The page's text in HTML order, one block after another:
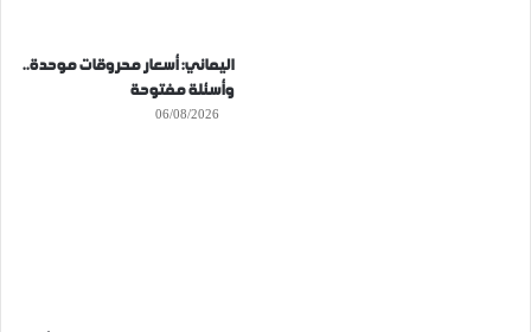
اليماني: أسعار محروقات موحدة..
وأسئلة مفتوحة
06/08/2026